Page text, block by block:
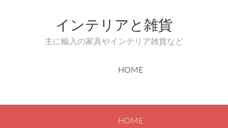
インテリアと雑貨
主に輸入の家具やインテリア雑貨など
HOME
HOME